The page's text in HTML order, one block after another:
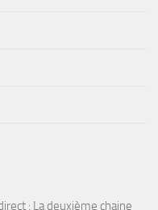
: La deuxième chaine